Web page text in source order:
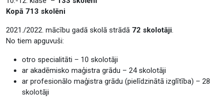
Kopā 713 skolēni
2021./2022. mācību gadā skolā strādā 72 skolotāji.
No tiem apguvuši:
otro specialitāti – 10 skolotāji
ar akadēmisko maģistra grādu – 24 skolotāji
ar profesionālo maģistra grādu (pielīdzinātā izglītība) – 28
skolotāji